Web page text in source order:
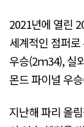
2021년에 열린
세계적인 점퍼
우승(2ｍ34), 실
몬드 파이널 우
지난해 파리 올